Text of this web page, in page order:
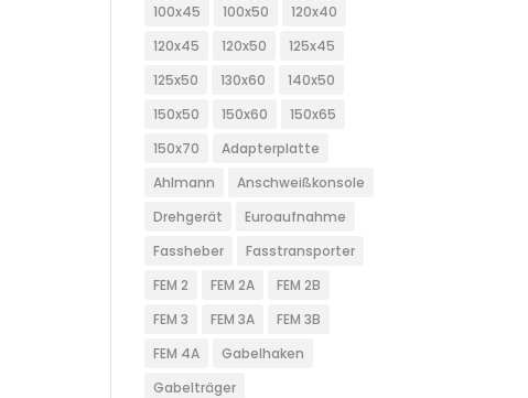
100x45
100x50
120x40
120x45
120x50
125x45
125x50
130x60
140x50
150x50
150x60
150x65
150x70
Adapterplatte
Ahlmann
Anschweißkonsole
Drehgerät
Euroaufnahme
Fassheber
Fasstransporter
FEM 2
FEM 2A
FEM 2B
FEM 3
FEM 3A
FEM 3B
FEM 4A
Gabelhaken
Gabelträger